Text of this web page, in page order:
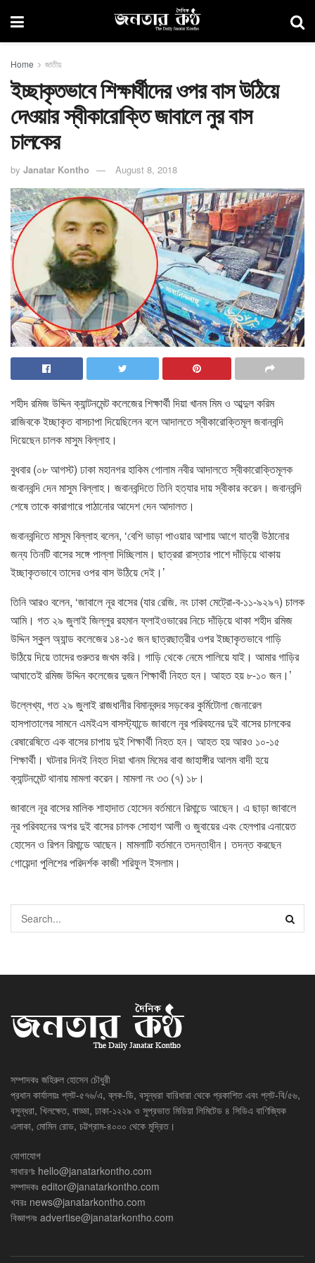
Home জাতীয়
ইচ্ছাকৃতভাবে শিক্ষার্থীদের ওপর বাস উঠিয়ে
দেওয়ার স্বীকারোক্তি জাবালে নুর বাস
চালকের
by Janatar Kontho August 8, 2018
শহীদ রমিজ উদ্দিন ক্যান্টনমেন্ট কলেজের শিক্ষার্থী দিয়া খানম মিম ও আব্দুল করিম
রাজিবকে ইচ্ছাকৃত বাসচাপা দিয়েছিলেন বলে আদালতে স্বীকারোক্তিমূল জবানবন্দি
দিয়েছেন চালক মাসুম বিল্লাহ।
বুধবার (০৮ আগস্ট) ঢাকা মহানগর হাকিম গোলাম নবীর আদালতে স্বীকারোক্তিমূলক
জবানবন্দি দেন মাসুম বিল্লাহ। জবানবন্দিতে তিনি হত্যার দায় স্বীকার করেন। জবানবন্দি
শেষে তাকে কারাগারে পাঠানোর আদেশ দেন আদালত।
জবানবন্দিতে মাসুম বিল্লাহ বলেন, ‘বেশি ভাড়া পাওয়ার আশায় আগে যাত্রী উঠানোর
জন্য তিনটি বাসের সঙ্গে পাল্লা দিচ্ছিলাম। ছাত্ররা রাস্তার পাশে দাঁড়িয়ে থাকায়
ইচ্ছাকৃতভাবে তাদের ওপর বাস উঠিয়ে দেই।’
তিনি আরও বলেন, ‘জাবালে নূর বাসের (যার রেজি. নং ঢাকা মেট্রো-ব-১১-৯২৯৭) চালক
আমি। গত ২৯ জুলাই জিল্লুর রহমান ফ্লাইওভারের নিচে দাঁড়িয়ে থাকা শহীদ রমিজ
উদ্দিন স্কুল অ্যান্ড কলেজের ১৪-১৫ জন ছাত্রছাত্রীর ওপর ইচ্ছাকৃতভাবে গাড়ি
উঠিয়ে দিয়ে তাদের গুরুতর জখম করি। গাড়ি থেকে নেমে পালিয়ে যাই। আমার গাড়ির
আঘাতেই রমিজ উদ্দিন কলেজের দুজন শিক্ষার্থী নিহত হন। আহত হয় ৮-১০ জন।’
উল্লেখ্য, গত ২৯ জুলাই রাজধানীর বিমানবন্দর সড়কের কুর্মিটোলা জেনারেল
হাসপাতালের সামনে এমইএস বাসস্ট্যান্ডে জাবালে নূর পরিবহনের দুই বাসের চালকের
রেষারেষিতে এক বাসের চাপায় দুই শিক্ষার্থী নিহত হন। আহত হয় আরও ১০-১৫
শিক্ষার্থী। ঘটনার দিনই নিহত দিয়া খানম মিমের বাবা জাহাঙ্গীর আলম বাদী হয়ে
ক্যান্টনমেন্ট থানায় মামলা করেন। মামলা নং ৩৩ (৭) ১৮।
জাবালে নূর বাসের মালিক শাহাদাত হোসেন বর্তমানে রিমান্ডে আছেন। এ ছাড়া জাবালে
নূর পরিবহনের অপর দুই বাসের চালক সোহাগ আলী ও জুবায়ের এবং হেলপার এনায়েত
হোসেন ও রিপন রিমান্ডে আছেন। মামলাটি বর্তমানে তদন্তাধীন। তদন্ত করছেন
গোয়েন্দা পুলিশের পরিদর্শক কাজী শরিফুল ইসলাম।
সম্পাদকঃ জহিরুল হোসেন চৌধুরী
প্রধান কার্যালয়ঃ প্লট-৫৭৬/এ, ব্লক-ডি, বসুন্ধরা বারিধারা থেকে প্রকাশিত এবং প্লট-বি/৫৬,
বসুন্ধরা, খিলক্ষেত, বাড্ডা, ঢাকা-১২২৯ ও সুপ্রভাত মিডিয়া লিমিটেড ৪ সিডিএ বাণিজ্যিক
এলাকা, মোমিন রোড, চট্টগ্রাম-৪০০০ থেকে মুদ্রিত।
যোগাযোগ
সাধারণঃ hello@janatarkontho.com
সম্পাদকঃ editor@janatarkontho.com
খবরঃ news@janatarkontho.com
বিজ্ঞাপনঃ advertise@janatarkontho.com